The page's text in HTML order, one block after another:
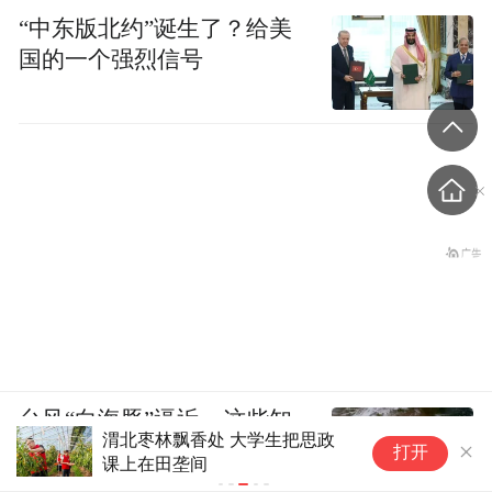
植保无人机穿梭田间地头 甘肃
金塔“麦”向丰收
打开
“中东版北约”诞生了？给美
国的一个强烈信号
台风“白海豚”逼近，这些知
识需要提前了解